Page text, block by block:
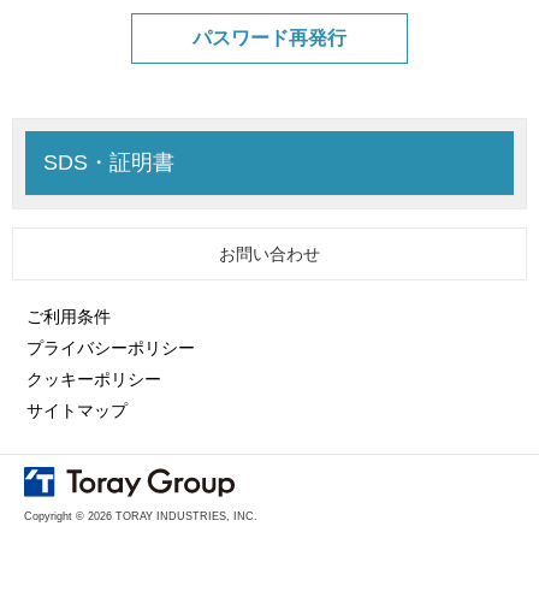
SDS・証明書
お問い合わせ
ご利用条件
プライバシーポリシー
クッキーポリシー
サイトマップ
Copyright © 2026 TORAY INDUSTRIES, INC.